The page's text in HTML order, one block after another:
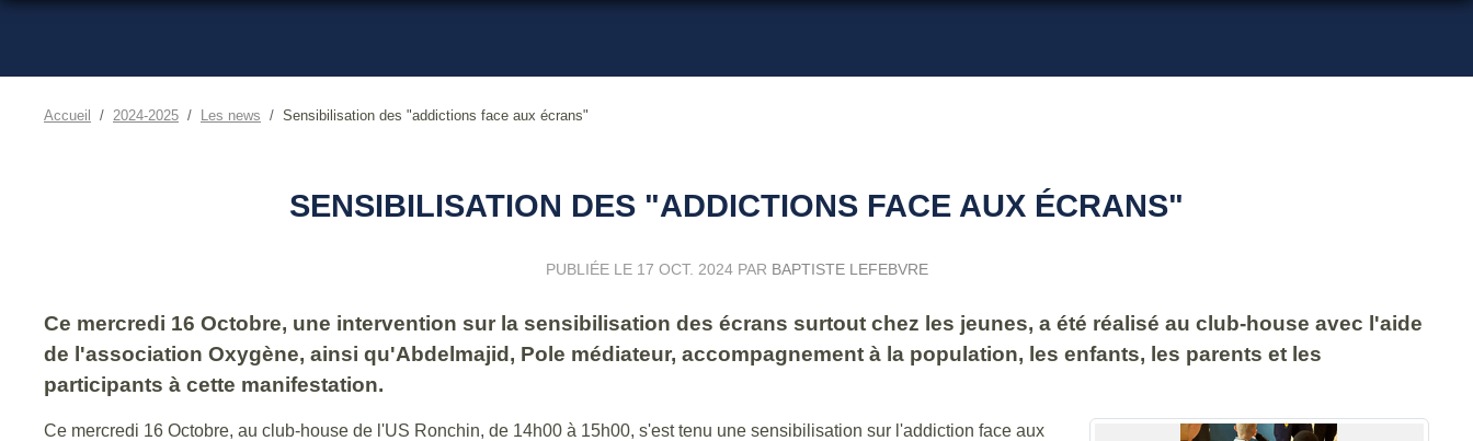
Accueil 2024-2025 Les news Sensibilisation des "addictions face aux écrans"
SENSIBILISATION DES "ADDICTIONS FACE AUX ÉCRANS"
PUBLIÉE LE 17 OCT. 2024PAR BAPTISTE LEFEBVRE
Ce mercredi 16 Octobre, une intervention sur la sensibilisation des écrans surtout chez les jeunes, a été réalisé au club-house avec l'aide
de l'association Oxygène, ainsi qu'Abdelmajid, Pole médiateur, accompagnement à la population, les enfants, les parents et les
participants à cette manifestation.
Ce mercredi 16 Octobre, au club-house de l'US Ronchin, de 14h00 à 15h00, s'est tenu une sensibilisation sur l'addiction face aux